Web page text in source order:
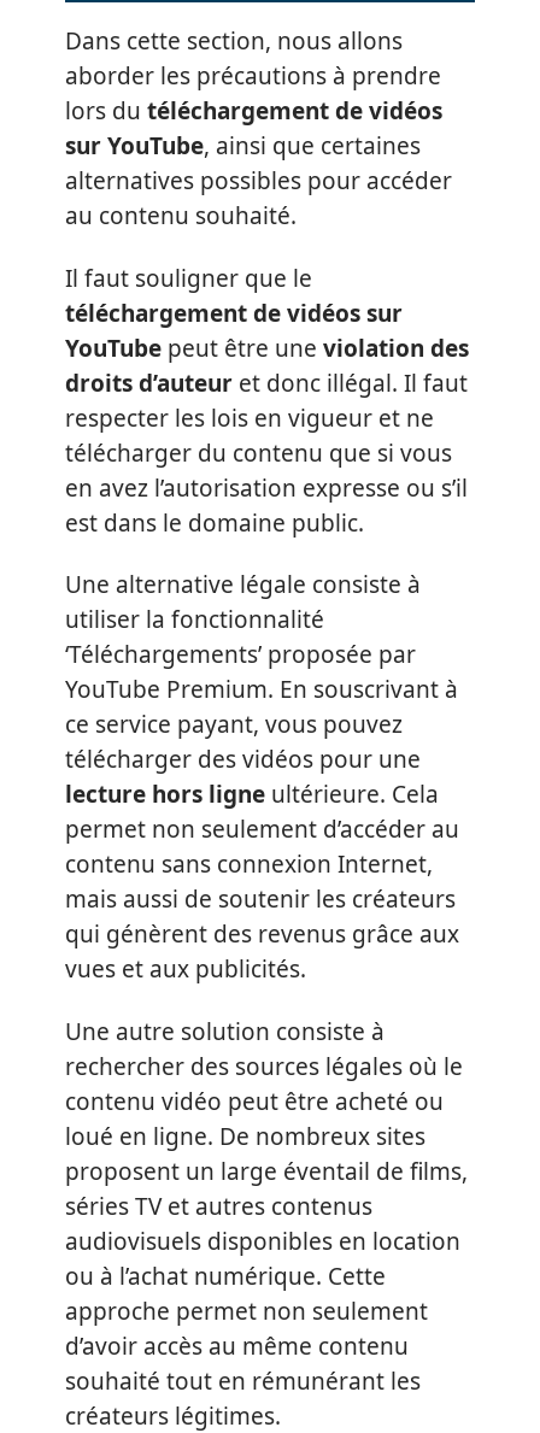
Dans cette section, nous allons
aborder les précautions à prendre
lors du téléchargement de vidéos
sur YouTube, ainsi que certaines
alternatives possibles pour accéder
au contenu souhaité.
Il faut souligner que le
téléchargement de vidéos sur
YouTube peut être une violation des
droits d’auteur et donc illégal. Il faut
respecter les lois en vigueur et ne
télécharger du contenu que si vous
en avez l’autorisation expresse ou s’il
est dans le domaine public.
Une alternative légale consiste à
utiliser la fonctionnalité
‘Téléchargements’ proposée par
YouTube Premium. En souscrivant à
ce service payant, vous pouvez
télécharger des vidéos pour une
lecture hors ligne ultérieure. Cela
permet non seulement d’accéder au
contenu sans connexion Internet,
mais aussi de soutenir les créateurs
qui génèrent des revenus grâce aux
vues et aux publicités.
Une autre solution consiste à
rechercher des sources légales où le
contenu vidéo peut être acheté ou
loué en ligne. De nombreux sites
proposent un large éventail de films,
séries TV et autres contenus
audiovisuels disponibles en location
ou à l’achat numérique. Cette
approche permet non seulement
d’avoir accès au même contenu
souhaité tout en rémunérant les
créateurs légitimes.